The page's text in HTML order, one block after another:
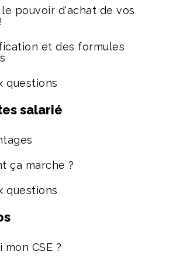
pouvoir d'achat de vos
et des formules
questions
salarié
ça marche ?
questions
mon CSE ?